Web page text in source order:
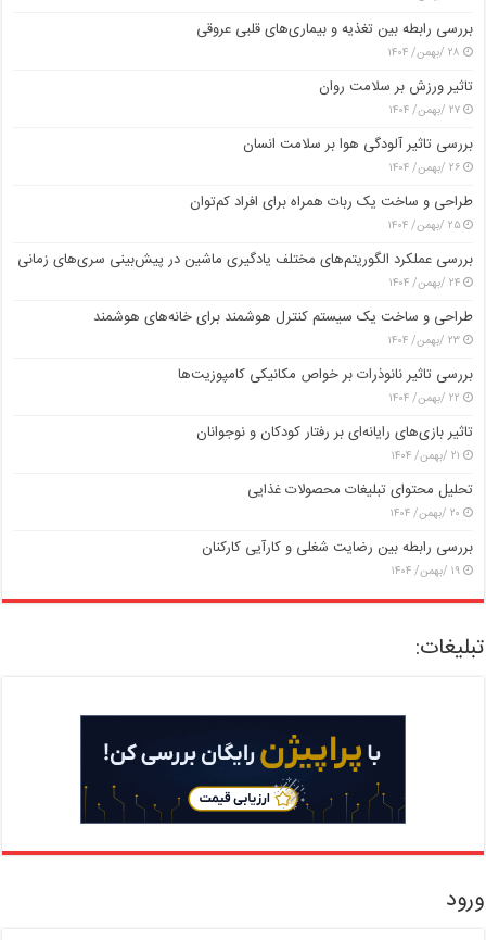
بررسی رابطه بین تغذیه و بیماری‌های قلبی عروقی
۲۸ /بهمن/ ۱۴۰۴
تاثیر ورزش بر سلامت روان
۲۷ /بهمن/ ۱۴۰۴
بررسی تاثیر آلودگی هوا بر سلامت انسان
۲۶ /بهمن/ ۱۴۰۴
طراحی و ساخت یک ربات همراه برای افراد کم‌توان
۲۵ /بهمن/ ۱۴۰۴
بررسی عملکرد الگوریتم‌های مختلف یادگیری ماشین در پیش‌بینی سری‌های زمانی
۲۴ /بهمن/ ۱۴۰۴
طراحی و ساخت یک سیستم کنترل هوشمند برای خانه‌های هوشمند
۲۳ /بهمن/ ۱۴۰۴
بررسی تاثیر نانوذرات بر خواص مکانیکی کامپوزیت‌ها
۲۲ /بهمن/ ۱۴۰۴
تاثیر بازی‌های رایانه‌ای بر رفتار کودکان و نوجوانان
۲۱ /بهمن/ ۱۴۰۴
تحلیل محتوای تبلیغات محصولات غذایی
۲۰ /بهمن/ ۱۴۰۴
بررسی رابطه بین رضایت شغلی و کارآیی کارکنان
۱۹ /بهمن/ ۱۴۰۴
تبلیغات:
ورود